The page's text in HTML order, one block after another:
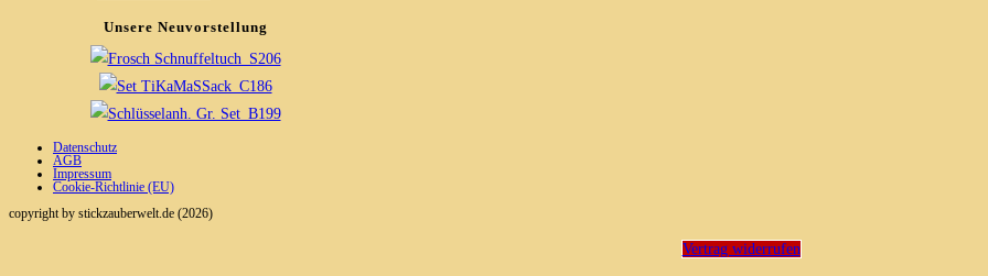
Unsere Neuvorstellung
Datenschutz
AGB
Impressum
Cookie-Richtlinie (EU)
copyright by stickzauberwelt.de (2026)
Vertrag widerrufen